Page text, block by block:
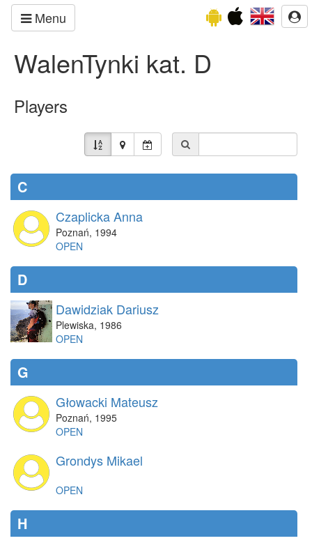
Menu
WalenTynki kat. D
Players
C
Czaplicka Anna
Poznań, 1994
OPEN
D
Dawidziak Dariusz
Plewiska, 1986
OPEN
G
Głowacki Mateusz
Poznań, 1995
OPEN
Grondys Mikael
OPEN
H